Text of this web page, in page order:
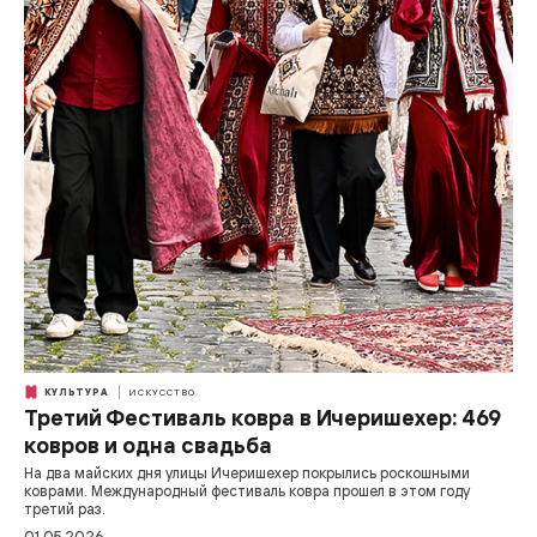
КУЛЬТУРА ИСКУССТВО
Третий Фестиваль ковра в Ичеришехер: 469
ковров и одна свадьба
На два майских дня улицы Ичеришехер покрылись роскошными
коврами. Международный фестиваль ковра прошел в этом году
третий раз.